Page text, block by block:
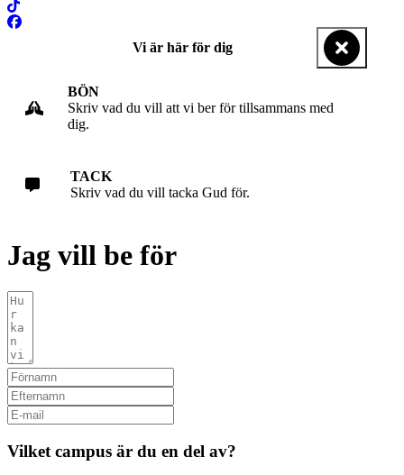
Vi är här för dig
BÖN
Skriv vad du vill att vi ber för tillsammans med
dig.
TACK
Skriv vad du vill tacka Gud för.
Jag vill be för
Vilket campus är du en del av?